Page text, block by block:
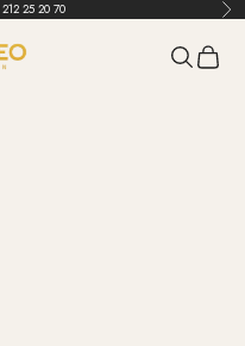
25 20 70
Panier